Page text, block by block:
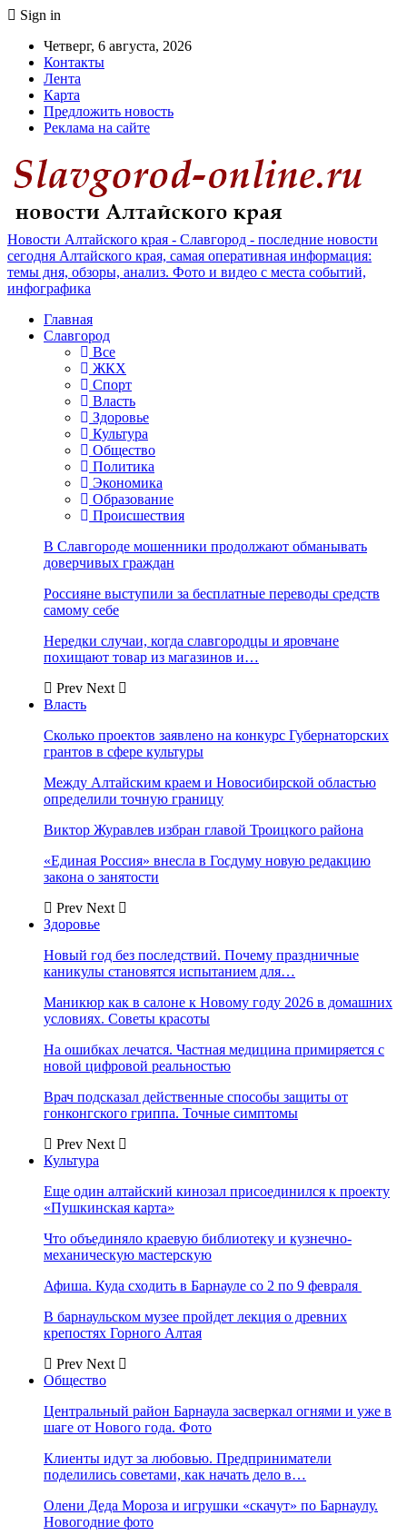
Sign in
Четверг, 6 августа, 2026
Контакты
Лента
Карта
Предложить новость
Реклама на сайте
Новости Алтайского края - Славгород - последние новости
сегодня Алтайского края, самая оперативная информация:
темы дня, обзоры, анализ. Фото и видео с места событий,
инфографика
Главная
Славгород
Все
ЖКХ
Спорт
Власть
Здоровье
Культура
Общество
Политика
Экономика
Образование
Происшествия
В Славгороде мошенники продолжают обманывать
доверчивых граждан
Россияне выступили за бесплатные переводы средств
самому себе
Нередки случаи, когда славгородцы и яровчане
похищают товар из магазинов и…
Prev Next
Власть
Сколько проектов заявлено на конкурс Губернаторских
грантов в сфере культуры
Между Алтайским краем и Новосибирской областью
определили точную границу
Виктор Журавлев избран главой Троицкого района
«Единая Россия» внесла в Госдуму новую редакцию
закона о занятости
Prev Next
Здоровье
Новый год без последствий. Почему праздничные
каникулы становятся испытанием для…
Маникюр как в салоне к Новому году 2026 в домашних
условиях. Советы красоты
На ошибках лечатся. Частная медицина примиряется с
новой цифровой реальностью
Врач подсказал действенные способы защиты от
гонконгского гриппа. Точные симптомы
Prev Next
Культура
Еще один алтайский кинозал присоединился к проекту
«Пушкинская карта»
Что объединяло краевую библиотеку и кузнечно-
механическую мастерскую
Афиша. Куда сходить в Барнауле со 2 по 9 февраля
В барнаульском музее пройдет лекция о древних
крепостях Горного Алтая
Prev Next
Общество
Центральный район Барнаула засверкал огнями и уже в
шаге от Нового года. Фото
Клиенты идут за любовью. Предприниматели
поделились советами, как начать дело в…
Олени Деда Мороза и игрушки «скачут» по Барнаулу.
Новогодние фото